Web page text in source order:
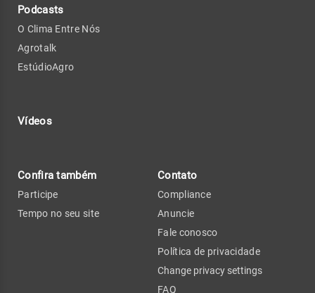
Podcasts
O Clima Entre Nós
Agrotalk
EstúdioAgro
Vídeos
Confira também
Participe
Tempo no seu site
Contato
Compliance
Anuncie
Fale conosco
Política de privacidade
Change privacy settings
FAQ